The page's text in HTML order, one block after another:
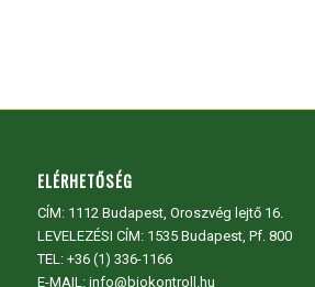
ELÉRHETŐSÉG
CÍM: 1112 Budapest, Oroszvég lejtő 16.
LEVELEZÉSI CÍM: 1535 Budapest, Pf. 800
TEL: +36 (1) 336-1166
E-MAIL: info@biokontroll.hu